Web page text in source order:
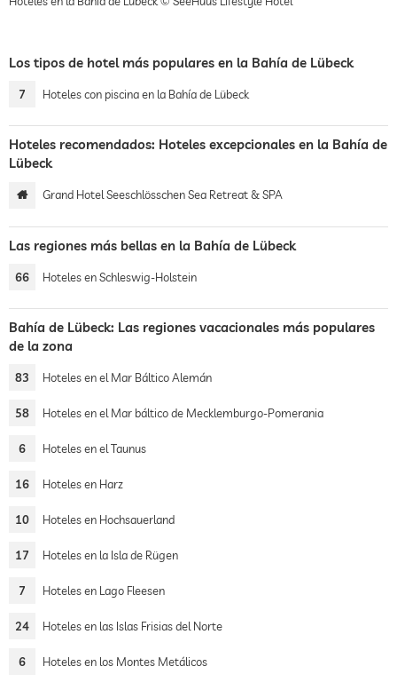
Los tipos de hotel más populares en la Bahía de Lübeck
7 Hoteles con piscina en la Bahía de Lübeck
Hoteles recomendados: Hoteles excepcionales en la Bahía de
Lübeck
Grand Hotel Seeschlösschen Sea Retreat & SPA
Las regiones más bellas en la Bahía de Lübeck
66 Hoteles en Schleswig-Holstein
Bahía de Lübeck: Las regiones vacacionales más populares
de la zona
83 Hoteles en el Mar Báltico Alemán
58 Hoteles en el Mar báltico de Mecklemburgo-Pomerania
6 Hoteles en el Taunus
16 Hoteles en Harz
10 Hoteles en Hochsauerland
17 Hoteles en la Isla de Rügen
7 Hoteles en Lago Fleesen
24 Hoteles en las Islas Frisias del Norte
6 Hoteles en los Montes Metálicos